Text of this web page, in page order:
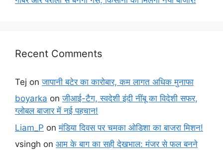
Recent Comments
Tej onजापानी बटेर का कारोबार, कम लागत अधिक मुनाफा
boyarka onजीआई-टैग, स्वदेशी इंदी नींबू का विदेशी सफर,
ग्लोबल बाजार में नई पहचान!
Liam_P onमंडिया दिवस पर चमका ओडिशा का बाजरा मिशन!
vsingh on आम के बाग का सही देखभाल: मंजर से फल बनने